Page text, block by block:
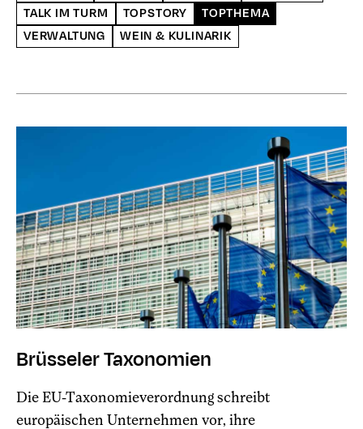
TALK IM TURM
TOPSTORY
TOPTHEMA
VERWALTUNG
WEIN & KULINARIK
Brüsseler Taxonomien
Die EU-Taxonomieverordnung schreibt
europäischen Unternehmen vor, ihre